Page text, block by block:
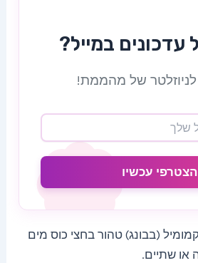
עדכונים במייל?
של מהממת!
הצטרפי עכשיו
(בבונג) טהור בחצי כוס מים
או שתיים.